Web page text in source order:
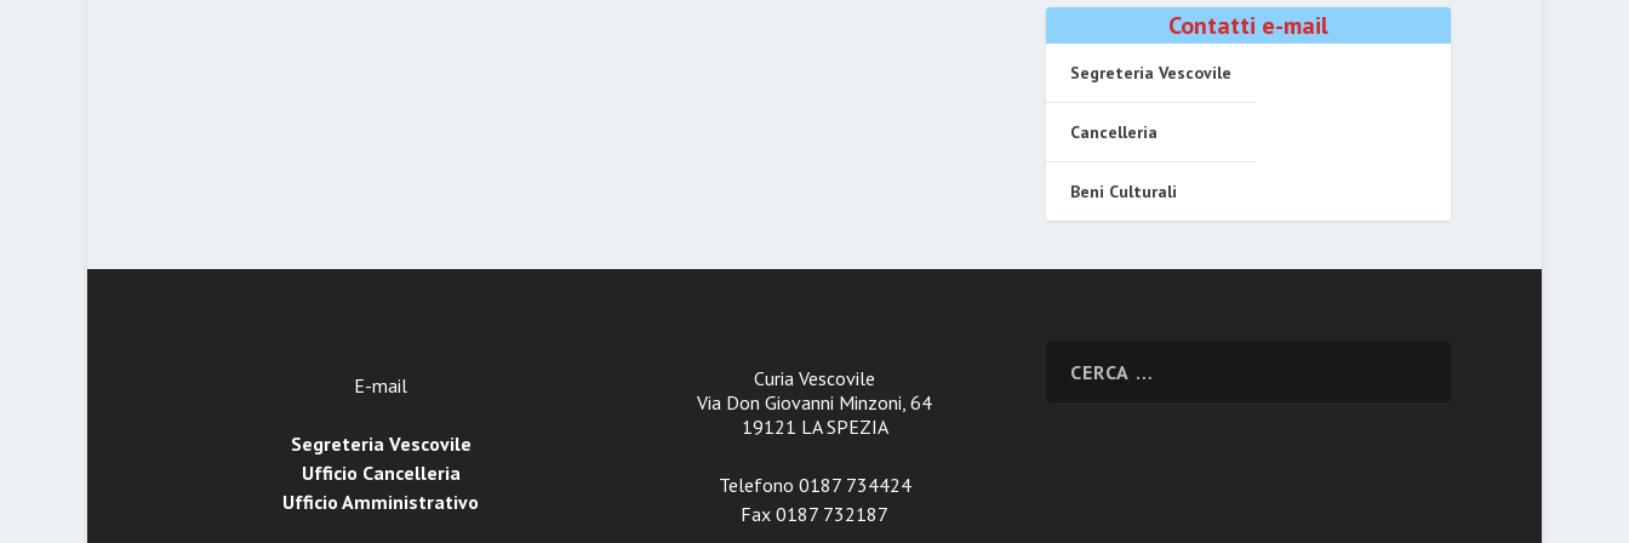
Contatti e-mail
Segreteria Vescovile
Cancelleria
Beni Culturali
E-mail
Segreteria Vescovile
Ufficio Cancelleria
Ufficio Amministrativo
Curia Vescovile
Via Don Giovanni Minzoni, 64
19121 LA SPEZIA
Telefono 0187 734424
Fax 0187 732187